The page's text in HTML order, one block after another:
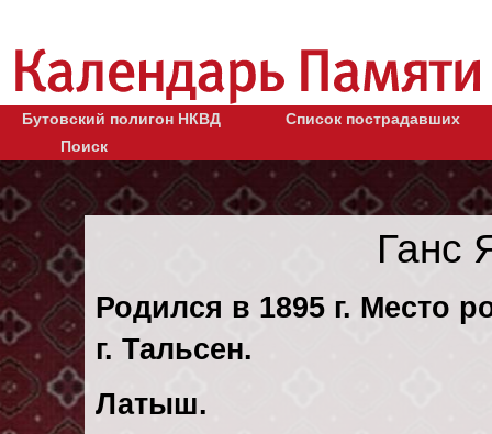
Бутовский полигон НКВД
Список пострадавших
Поиск
Ганс
Родился в 1895 г. Место
г. Тальсен.
Латыш.